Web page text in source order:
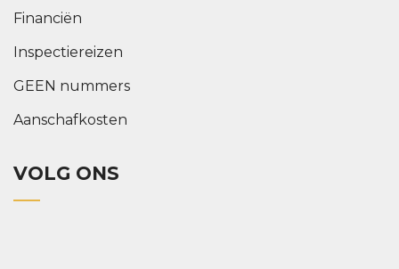
Financiën
Inspectiereizen
GEEN nummers
Aanschafkosten
VOLG ONS